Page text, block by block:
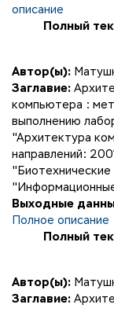
описание
Полный
Автор(ы):
Заглавие:
компьютера :
выполнению
"Архитектура
направлений:
Выходные
Полное описание
Полный
Автор(ы):
Заглавие: